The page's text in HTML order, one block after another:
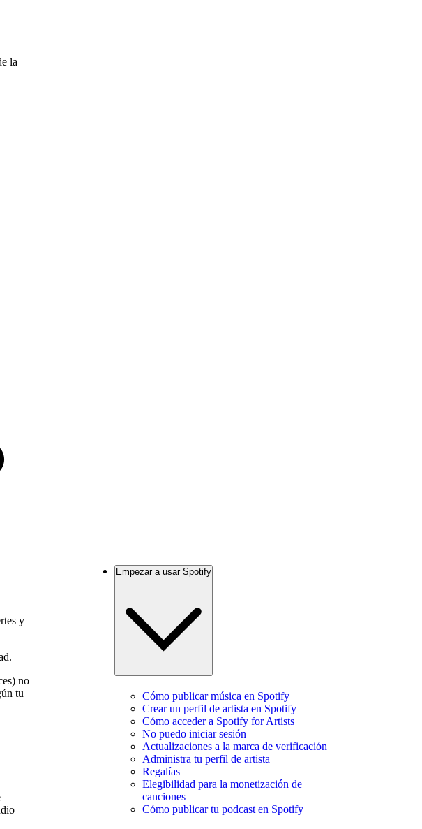
la
y
no
tu
Empezar a usar Spotify
Cómo publicar música en Spotify
Crear un perfil de artista en Spotify
Cómo acceder a Spotify for Artists
No puedo iniciar sesión
Actualizaciones a la marca de verificación
Administra tu perfil de artista
Regalías
Elegibilidad para la monetización de
canciones
Cómo publicar tu podcast en Spotify